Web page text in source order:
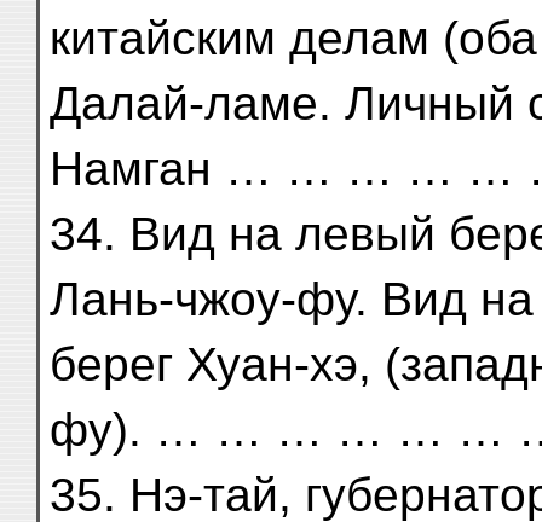
китайским делам
Далай-ламе. Личный
Намган … … … … …
34. Вид на левый
Лань-чжоу-фу. Вид
берег Хуан-хэ,
фу). … … … … … …
35. Нэ-тай,